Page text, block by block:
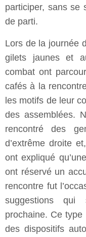
participer, sans se
de parti.
Lors de la journée
gilets jaunes et
combat ont
cafés à la
les motifs de leur
des assemblées.
rencontré des
d’extrême droite
ont expliqué
ont réservé un
rencontre fut
suggestions
prochaine. Ce
des dispositifs